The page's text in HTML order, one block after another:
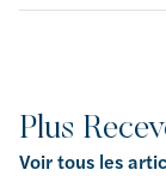
Plus
Voir tous les